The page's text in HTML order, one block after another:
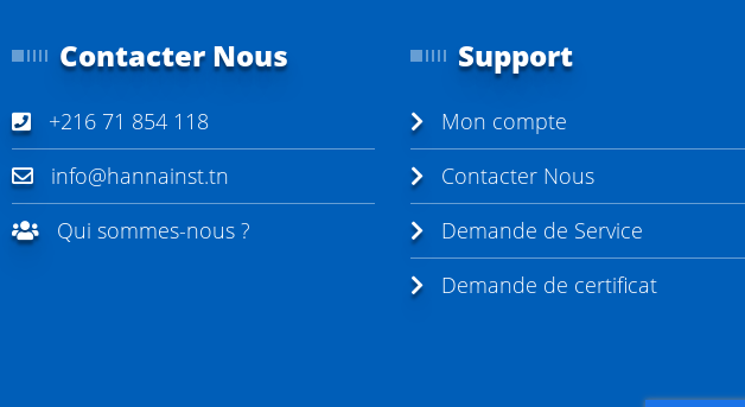
Contacter Nous
+216 71 854 118
info@hannainst.tn
Qui sommes-nous ?
Support
Mon compte
Contacter Nous
Demande de Service
Demande de certificat